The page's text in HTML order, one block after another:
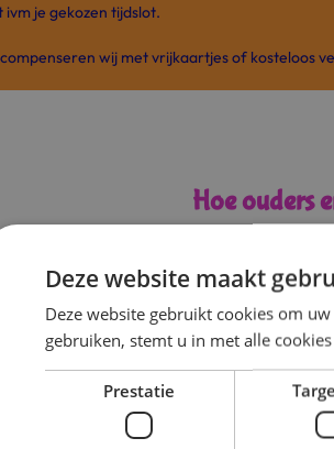
je gekozen tijdslot.
wij met vrijkaartjes of kosteloos
Hoe ouders
Deze website maakt
Deze website gebruikt cookies om
gebruiken, stemt u in met alle
Prestatie